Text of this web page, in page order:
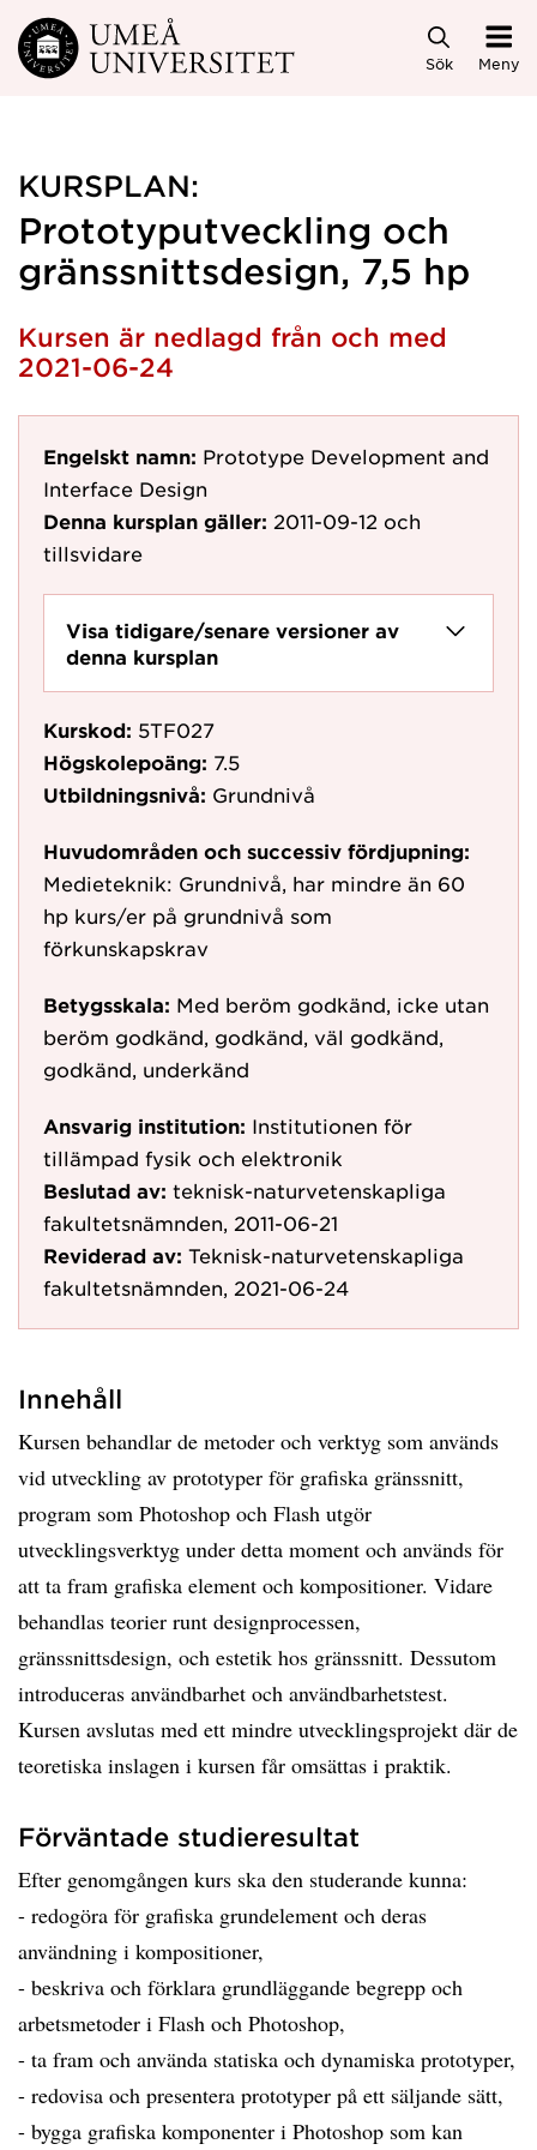
Hoppa direkt till innehållet
Sök Meny
KURSPLAN:
Prototyputveckling och
gränssnittsdesign, 7,5 hp
Kursen är nedlagd från och med
2021-06-24
Engelskt namn: Prototype Development and
Interface Design
Denna kursplan gäller: 2011-09-12 och
tillsvidare
Visa tidigare/senare versioner av
denna kursplan
Kurskod: 5TF027
Högskolepoäng: 7.5
Utbildningsnivå: Grundnivå
Huvudområden och successiv fördjupning:
Medieteknik: Grundnivå, har mindre än 60
hp kurs/er på grundnivå som
förkunskapskrav
Betygsskala: Med beröm godkänd, icke utan
beröm godkänd, godkänd, väl godkänd,
godkänd, underkänd
Ansvarig institution: Institutionen för
tillämpad fysik och elektronik
Beslutad av: teknisk-naturvetenskapliga
fakultetsnämnden, 2011-06-21
Reviderad av: Teknisk-naturvetenskapliga
fakultetsnämnden, 2021-06-24
Innehåll
Kursen behandlar de metoder och verktyg som används
vid utveckling av prototyper för grafiska gränssnitt,
program som Photoshop och Flash utgör
utvecklingsverktyg under detta moment och används för
att ta fram grafiska element och kompositioner. Vidare
behandlas teorier runt designprocessen,
gränssnittsdesign, och estetik hos gränssnitt. Dessutom
introduceras användbarhet och användbarhetstest.
Kursen avslutas med ett mindre utvecklingsprojekt där de
teoretiska inslagen i kursen får omsättas i praktik.
Förväntade studieresultat
Efter genomgången kurs ska den studerande kunna:
- redogöra för grafiska grundelement och deras
användning i kompositioner,
- beskriva och förklara grundläggande begrepp och
arbetsmetoder i Flash och Photoshop,
- ta fram och använda statiska och dynamiska prototyper,
- redovisa och presentera prototyper på ett säljande sätt,
- bygga grafiska komponenter i Photoshop som kan